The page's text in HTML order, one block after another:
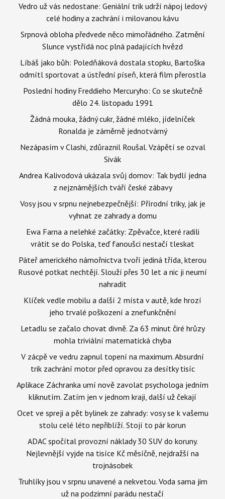
Vedro už vás nedostane: Geniální trik udrží nápoj ledový
celé hodiny a zachrání i milovanou kávu
Srpnová obloha předvede něco mimořádného. Zatmění
Slunce vystřídá noc plná padajících hvězd
Líbáš jako bůh: Poledňáková dostala stopku, Bartoška
odmítl sportovat a ústřední píseň, která film přerostla
Poslední hodiny Freddieho Mercuryho: Co se skutečně
dělo 24. listopadu 1991
Žádná mouka, žádný cukr, žádné mléko, jídelníček
Ronalda je záměrně jednotvárný
Nezápasím v Clashi, zdůraznil Roušal. Vzápětí se ozval
Sivák
Andrea Kalivodová ukázala svůj domov: Tak bydlí jedna
z nejznámějších tváří české zábavy
Vosy jsou v srpnu nejnebezpečnější: Přírodní triky, jak je
vyhnat ze zahrady a domu
Ewa Farna a nelehké začátky: Zpěvačce, které radili
vrátit se do Polska, teď fanoušci nestačí tleskat
Páteř amerického námořnictva tvoří jediná třída, kterou
Rusové potkat nechtějí. Slouží přes 30 let a nic ji neumí
nahradit
Klíček vedle mobilu a další 2 místa v autě, kde hrozí
jeho trvalé poškození a znefunkčnění
Letadlu se začalo chovat divně. Za 63 minut čiré hrůzy
mohla triviální matematická chyba
V zácpě ve vedru zapnul topení na maximum. Absurdní
trik zachrání motor před opravou za desítky tisíc
Aplikace Záchranka umí nově zavolat psychologa jedním
kliknutím. Zatím jen v jednom kraji, další už čekají
Ocet ve spreji a pět bylinek ze zahrady: vosy se k vašemu
stolu celé léto nepřiblíží. Stojí to pár korun
ADAC spočítal provozní náklady 30 SUV do koruny.
Nejlevnější vyjde na tisíce Kč měsíčně, nejdražší na
trojnásobek
Truhlíky jsou v srpnu unavené a nekvetou. Voda sama jim
už na podzimní parádu nestačí